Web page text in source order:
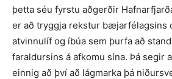
þetta séu fyrstu aðgerðir
er að tryggja rekstur bæjarfélagsins
atvinnulíf og íbúa sem þurfa að
faraldursins á afkomu sína. Þá segir
einnig að því að lágmarka þá